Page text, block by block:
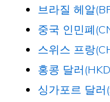
브라질 헤알
중국 인민폐
스위스 프랑
홍콩 달러
싱가포르 달러